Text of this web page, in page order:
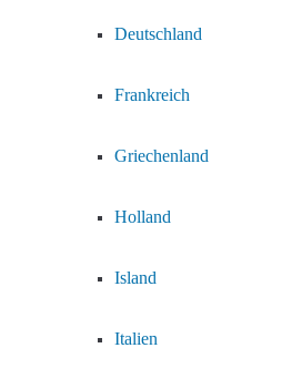
Deutschland
Frankreich
Griechenland
Holland
Island
Italien